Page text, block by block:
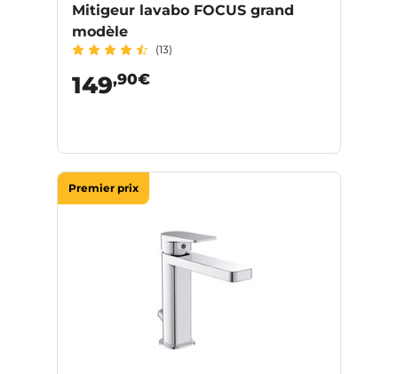
Mitigeur lavabo FOCUS grand
modèle
(13)
149,90€
Premier prix